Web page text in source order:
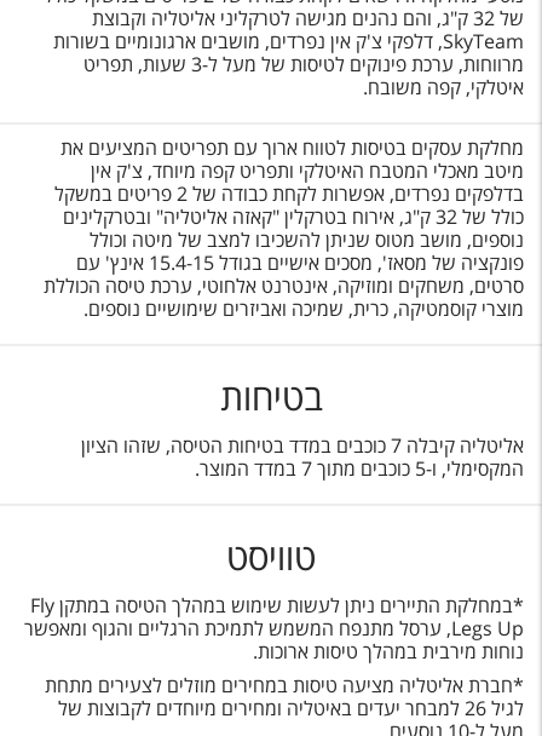
של 32 ק"ג, והם נהנים מגישה לטרקליני אליטליה וקבוצת
SkyTeam, דלפקי צ'ק אין נפרדים, מושבים ארגונומיים בשורות
מרווחות, ערכת פינוקים לטיסות של מעל ל-3 שעות, תפריט
איטלקי, קפה משובח.
מחלקת עסקים בטיסות לטווח ארוך עם תפריטים המציעים את
מיטב מאכלי המטבח האיטלקי ותפריט קפה מיוחד, צ'ק אין
בדלפקים נפרדים, אפשרות לקחת כבודה של 2 פריטים במשקל
כולל של 32 ק"ג, אירוח בטרקלין "קאזה אליטליה" ובטרקלינים
נוספים, מושב מטוס שניתן להשכיבו למצב של מיטה וכולל
פונקציה של מסאז', מסכים אישיים בגודל 15.4-15 אינץ' עם
סרטים, משחקים ומוזיקה, אינטרנט אלחוטי, ערכת טיסה הכוללת
מוצרי קוסמטיקה, כרית, שמיכה ואביזרים שימושיים נוספים.
בטיחות
אליטליה קיבלה 7 כוכבים במדד בטיחות הטיסה, שזהו הציון
המקסימלי, ו-5 כוכבים מתוך 7 במדד המוצר.
טוויסט
*במחלקת התיירים ניתן לעשות שימוש במהלך הטיסה במתקן Fly
Legs Up, ערסל מתנפח המשמש לתמיכת הרגליים והגוף ומאפשר
נוחות מירבית במהלך טיסות ארוכות.
*חברת אליטליה מציעה טיסות במחירים מוזלים לצעירים מתחת
לגיל 26 למבחר יעדים באיטליה ומחירים מיוחדים לקבוצות של